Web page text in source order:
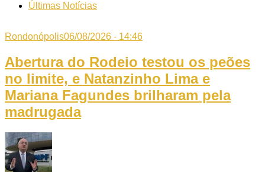
Últimas Notícias
Rondonópolis06/08/2026 - 14:46
Abertura do Rodeio testou os peões
no limite, e Natanzinho Lima e
Mariana Fagundes brilharam pela
madrugada